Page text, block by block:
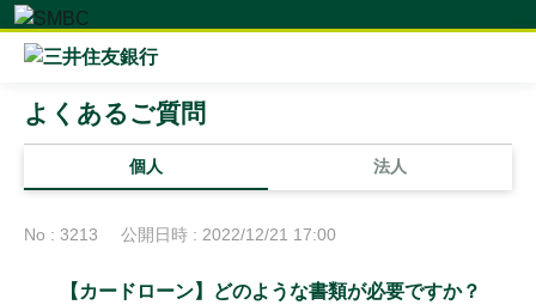
個人 法人
よくあるご質問
No : 3213 公開日時 : 2022/12/21 17:00
【カードローン】どのような書類が必要ですか？